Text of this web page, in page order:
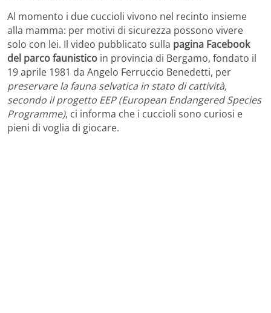
Al momento i due cuccioli vivono nel recinto insieme
alla mamma: per motivi di sicurezza possono vivere
solo con lei. Il video pubblicato sulla pagina Facebook
del parco faunistico in provincia di Bergamo, fondato il
19 aprile 1981 da Angelo Ferruccio Benedetti, per
preservare la fauna selvatica in stato di cattività,
secondo il progetto EEP (European Endangered Species
Programme), ci informa che i cuccioli sono curiosi e
pieni di voglia di giocare.